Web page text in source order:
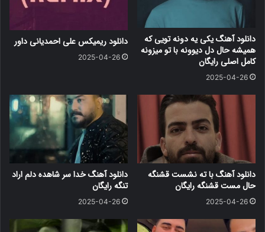
دانلود آهنگ یکی یه دونه تویی که
همیشه حال دل دیوونه با تو میزونه
کامل اصلی رایگان
2025-04-26
دانلود ریمیکس علی احمدیانی داور
2025-04-26
دانلود آهنگ با ته نشست قشنگه
حال مست قشنگه رایگان
2025-04-26
دانلود آهنگ خدا سر شاهده دلم اراد
تنگه رایگان
2025-04-26